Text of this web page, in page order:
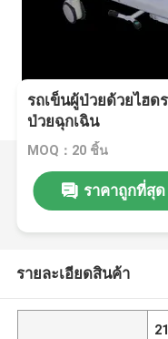
รถเข็นผู้ป่วยด้วยไฮด
ป่วยฉุกเฉิน
MOQ：20 ชิ้น
ราคาถูกที่สุด
รายละเอียดสินค้า